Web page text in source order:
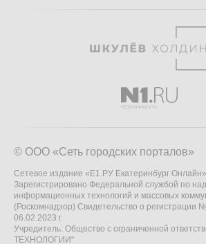
© ООО «Сеть городских порталов»
Сетевое издание «Е1.РУ Екатеринбург
Зарегистрировано Федеральной службой по
информационных технологий и массовых
(Роскомнадзор) Свидетельство о регистрации
06.02.2023 г.
Учредитель: Общество с ограниченной
ТЕХНОЛОГИИ"